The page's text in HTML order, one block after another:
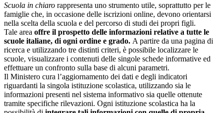
Scuola in chiaro rappresenta uno strumento utile, soprattutto per le
famiglie che, in occasione delle iscrizioni online, devono orientarsi
nella scelta della scuola e del percorso di studi dei propri figli.
Tale area offre il prospetto delle informazioni relative a tutte le
scuole italiane, di ogni ordine e grado. A partire da una pagina di
ricerca e utilizzando tre distinti criteri, è possibile localizzare le
scuole, visualizzare i contenuti delle singole schede informative ed
effettuare un confronto sulla base di alcuni parametri.
Il Ministero cura l’aggiornamento dei dati e degli indicatori
riguardanti la singola istituzione scolastica, utilizzando sia le
informazioni presenti nel sistema informativo sia quelle ottenute
tramite specifiche rilevazioni. Ogni istituzione scolastica ha la